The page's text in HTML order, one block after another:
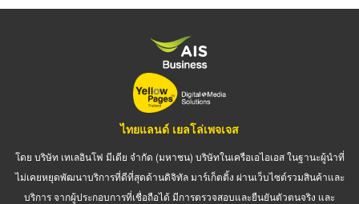
ไทยแลนด์ เยลโล่เพจเจส
โดย บริษัท เทเลอินโฟ มีเดีย จำกัด (มหาชน) บริษัทในเครือเอไอเอส ในฐานะผู้นำที่
ไม่เคยหยุดพัฒนาบริการที่ดีที่สุดด้านดิจิทัล มาร์เก็ตติ้ง ผ่านเว็บไซต์รวมสินค้าและ
บริการ จากผู้ประกอบการที่เชื่อถือได้ มีการตรวจสอบและยืนยันตัวตนจริง และ